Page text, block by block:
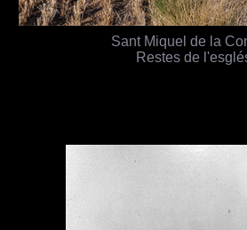
Sant Miquel de la
Restes de